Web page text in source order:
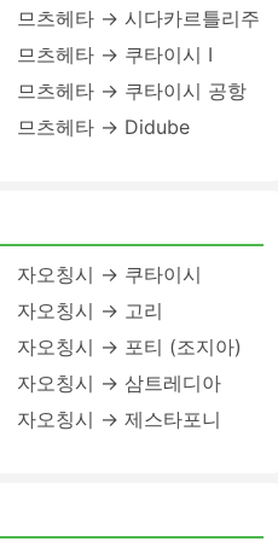
므츠헤타 → 시다카르틀리주
므츠헤타 → 쿠타이시 I
므츠헤타 → 쿠타이시 공항
므츠헤타 → Didube
자오칭시 → 쿠타이시
자오칭시 → 고리
자오칭시 → 포티 (조지아)
자오칭시 → 삼트레디아
자오칭시 → 제스타포니